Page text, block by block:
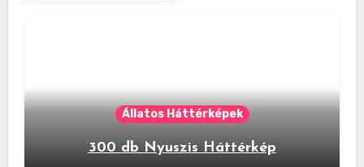
Állatos Háttérképek
300 db Nyuszis Háttérkép